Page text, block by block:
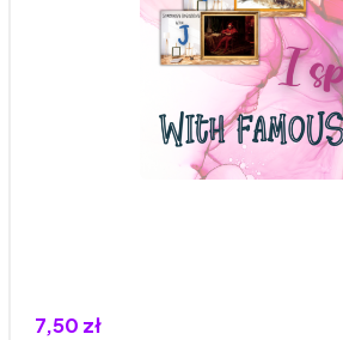
7,50 zł